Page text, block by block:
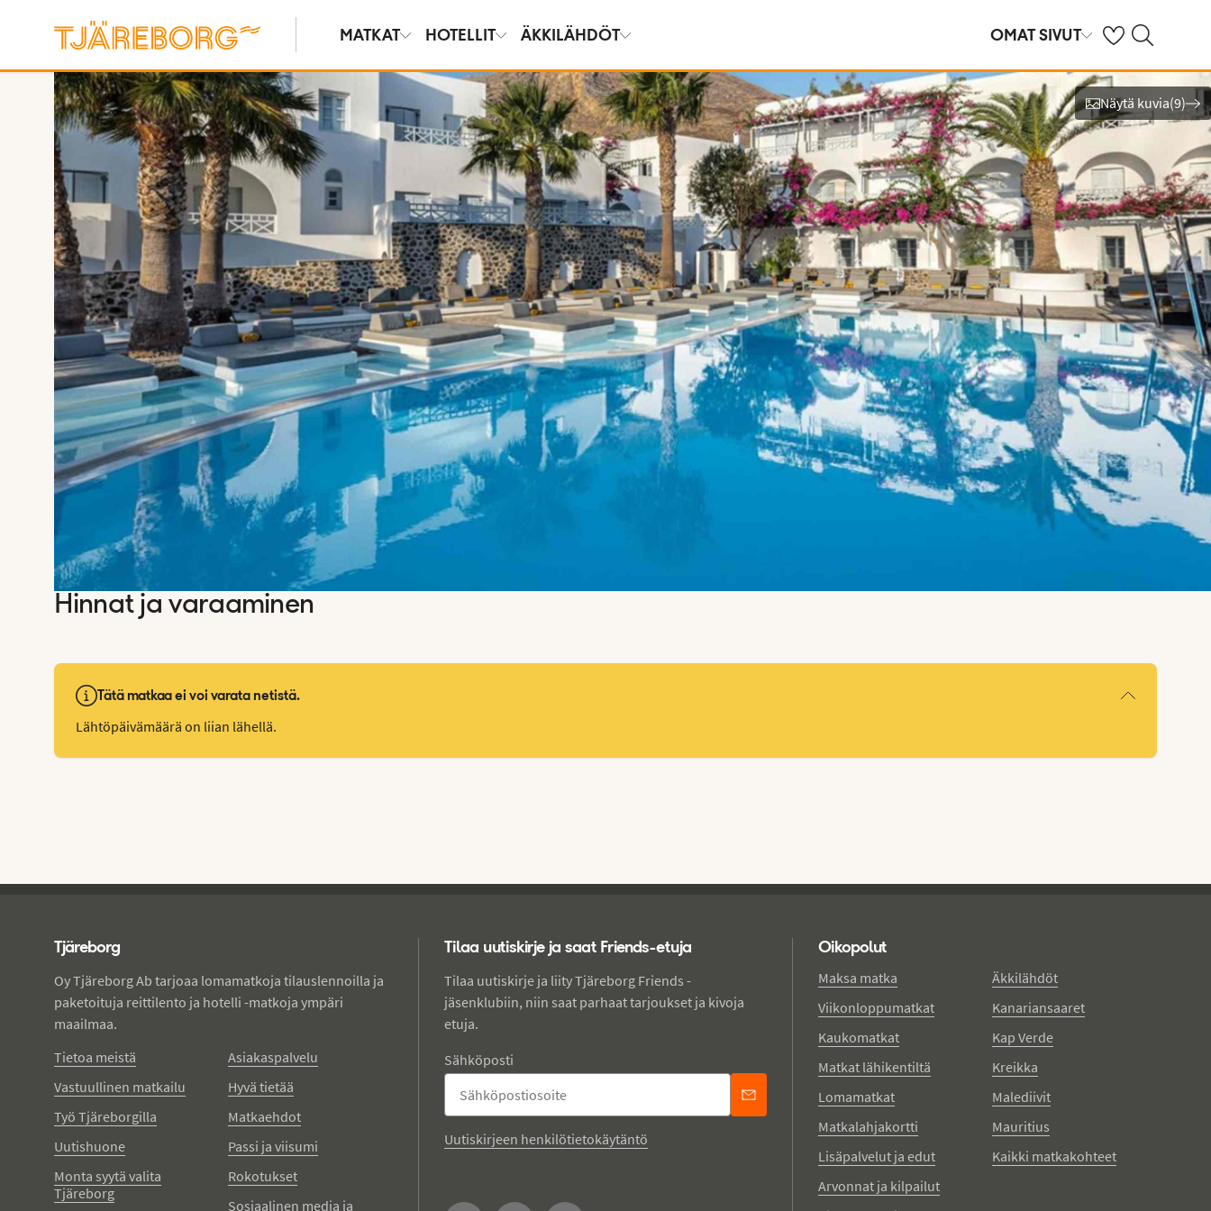
MATKAT HOTELLIT ÄKKILÄHDÖT OMAT SIVUT OmatHaku
Näytä kuvia
Näytä kuvia(9)
Hinnat ja varaaminen
Tätä matkaa ei voi varata netistä.
Lähtöpäivämäärä on liian lähellä.
Tjäreborg
Oy Tjäreborg Ab tarjoaa lomamatkoja tilauslennoilla ja
paketoituja reittilento ja hotelli -matkoja ympäri
maailmaa.
Tietoa meistä
Vastuullinen matkailu
Työ Tjäreborgilla
Uutishuone
Monta syytä valita
Tjäreborg
Asiakaspalvelu
Hyvä tietää
Matkaehdot
Passi ja viisumi
Rokotukset
Sosiaalinen media ja
Tilaa uutiskirje ja saat Friends-etuja
Tilaa uutiskirje ja liity Tjäreborg Friends -
jäsenklubiin, niin saat parhaat tarjoukset ja kivoja
etuja.
Sähköposti
Uutiskirjeen henkilötietokäytäntö
Oikopolut
Maksa matka
Viikonloppumatkat
Kaukomatkat
Matkat lähikentiltä
Lomamatkat
Matkalahjakortti
Lisäpalvelut ja edut
Arvonnat ja kilpailut
Äkkilähdöt
Kanariansaaret
Kap Verde
Kreikka
Malediivit
Mauritius
Kaikki matkakohteet